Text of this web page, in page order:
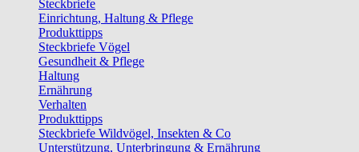
Steckbriefe
Einrichtung, Haltung & Pflege
Produkttipps
Steckbriefe Vögel
Gesundheit & Pflege
Haltung
Ernährung
Verhalten
Produkttipps
Steckbriefe Wildvögel, Insekten & Co
Unterstützung, Unterbringung & Ernährung